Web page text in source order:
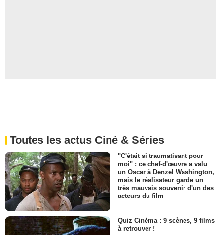
Toutes les actus Ciné & Séries
"C'était si traumatisant pour
moi" : ce chef-d'œuvre a valu
un Oscar à Denzel Washington,
mais le réalisateur garde un
très mauvais souvenir d'un des
acteurs du film
Quiz Cinéma : 9 scènes, 9 films
à retrouver !